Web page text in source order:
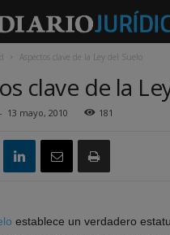
Aspectos clave de la Ley del Suelo
clave de la
- 13 mayo, 2010 181
establece un verdadero